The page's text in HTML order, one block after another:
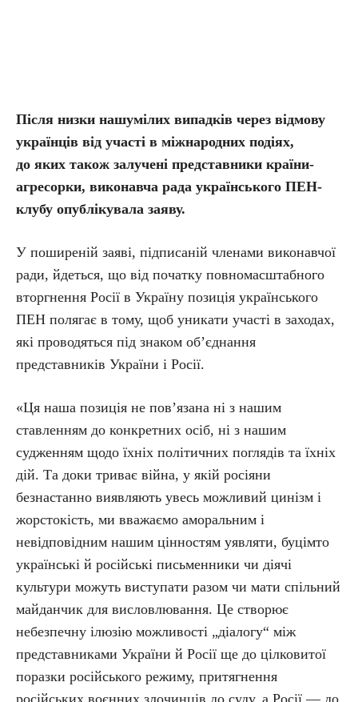
Після низки нашумілих випадків через відмову
українців від участі в міжнародних подіях,
до яких також залучені представники країни-
агресорки, виконавча рада українського ПЕН-
клубу опублікувала заяву.
У поширеній заяві, підписаній членами виконавчої
ради, йдеться, що від початку повномасштабного
вторгнення Росії в Україну позиція українського
ПЕН полягає в тому, щоб уникати участі в заходах,
які проводяться під знаком об’єднання
представників України і Росії.
«Ця наша позиція не пов’язана ні з нашим
ставленням до конкретних осіб, ні з нашим
судженням щодо їхніх політичних поглядів та їхніх
дій. Та доки триває війна, у якій росіяни
безнастанно виявляють увесь можливий цинізм і
жорстокість, ми вважаємо аморальним і
невідповідним нашим цінностям уявляти, буцімто
українські й російські письменники чи діячі
культури можуть виступати разом чи мати спільний
майданчик для висловлювання. Це створює
небезпечну ілюзію можливості „діалогу“ між
представниками України й Росії ще до цілковитої
поразки російського режиму, притягнення
російських воєнних злочинців до суду, а Росії — до